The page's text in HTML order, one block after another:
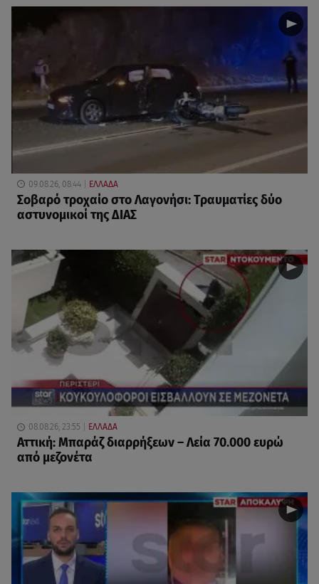
09.08.26, 08:44 ΕΛΛΑΔΑ
Σοβαρό τροχαίο στο Λαγονήσι: Τραυματίες δύο
αστυνομικοί της ΔΙΑΣ
08.08.26, 23:55 ΕΛΛΑΔΑ
Αττική: Μπαράζ διαρρήξεων – Λεία 70.000 ευρώ
από μεζονέτα